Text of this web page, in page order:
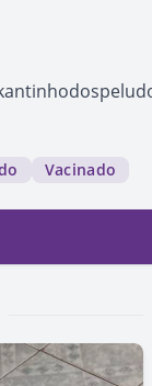
Vacinado